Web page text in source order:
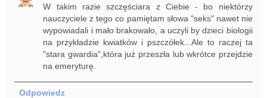
W takim razie szczęściara z Ciebie - bo niektórzy
nauczyciele z tego co pamiętam słowa "seks" nawet nie
wypowiadali i mało brakowało, a uczyli by dzieci biologii
na przykładzie kwiatków i pszczółek...Ale to raczej ta
"stara gwardia",która już przeszła lub wkrótce przejdzie
na emeryturę.
Odpowiedz